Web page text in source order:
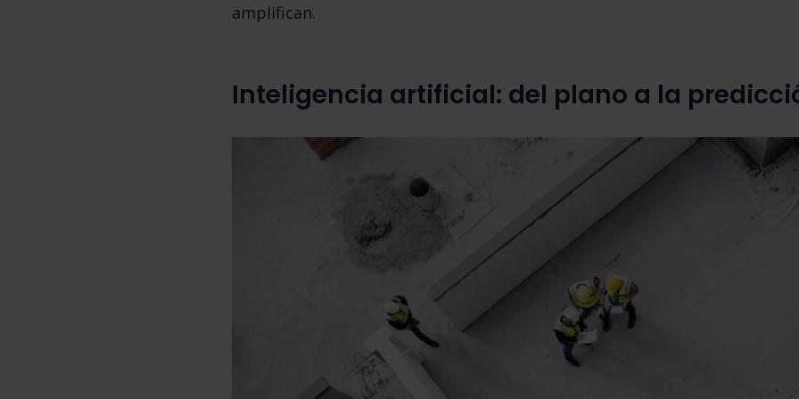
amplifican.
Inteligencia artificial: del plano a la